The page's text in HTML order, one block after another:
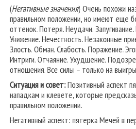
(Негативные значения) Очень похожи
правильном положении, но имеют еще
оттенок. Потеря. Неудачи.
Унижение. Нечестность. Незаконные
Злость. Обман. Слабость. Поражение.
Интриги. Отчаяние. Ухудшение.
отношения. Все силы – только на
Ситуация и совет:Позитивный аспект
нападкам и клевете, которые
правильном положении.
Негативный аспект: пятерка Мечей в